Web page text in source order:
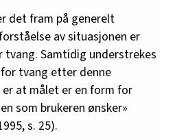
det fram på generelt
av situasjonen er
Samtidig understrekes
tvang etter denne
at målet er en form for
som brukeren ønsker»
s. 25).